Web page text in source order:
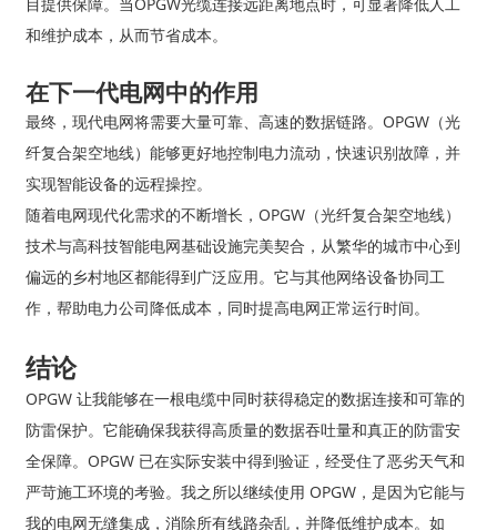
和维护成本，从而节省成本。
在下一代电网中的作用
最终，现代电网将需要大量可靠、高速的数据链路。OPGW（光
纤复合架空地线）能够更好地控制电力流动，快速识别故障，并
实现智能设备的远程操控。
随着电网现代化需求的不断增长，OPGW（光纤复合架空地线）
技术与高科技智能电网基础设施完美契合，从繁华的城市中心到
偏远的乡村地区都能得到广泛应用。它与其他网络设备协同工
作，帮助电力公司降低成本，同时提高电网正常运行时间。
结论
OPGW 让我能够在一根电缆中同时获得稳定的数据连接和可靠的
防雷保护。它能确保我获得高质量的数据吞吐量和真正的防雷安
全保障。OPGW 已在实际安装中得到验证，经受住了恶劣天气和
严苛施工环境的考验。我之所以继续使用 OPGW，是因为它能与
我的电网无缝集成，消除所有线路杂乱，并降低维护成本。如